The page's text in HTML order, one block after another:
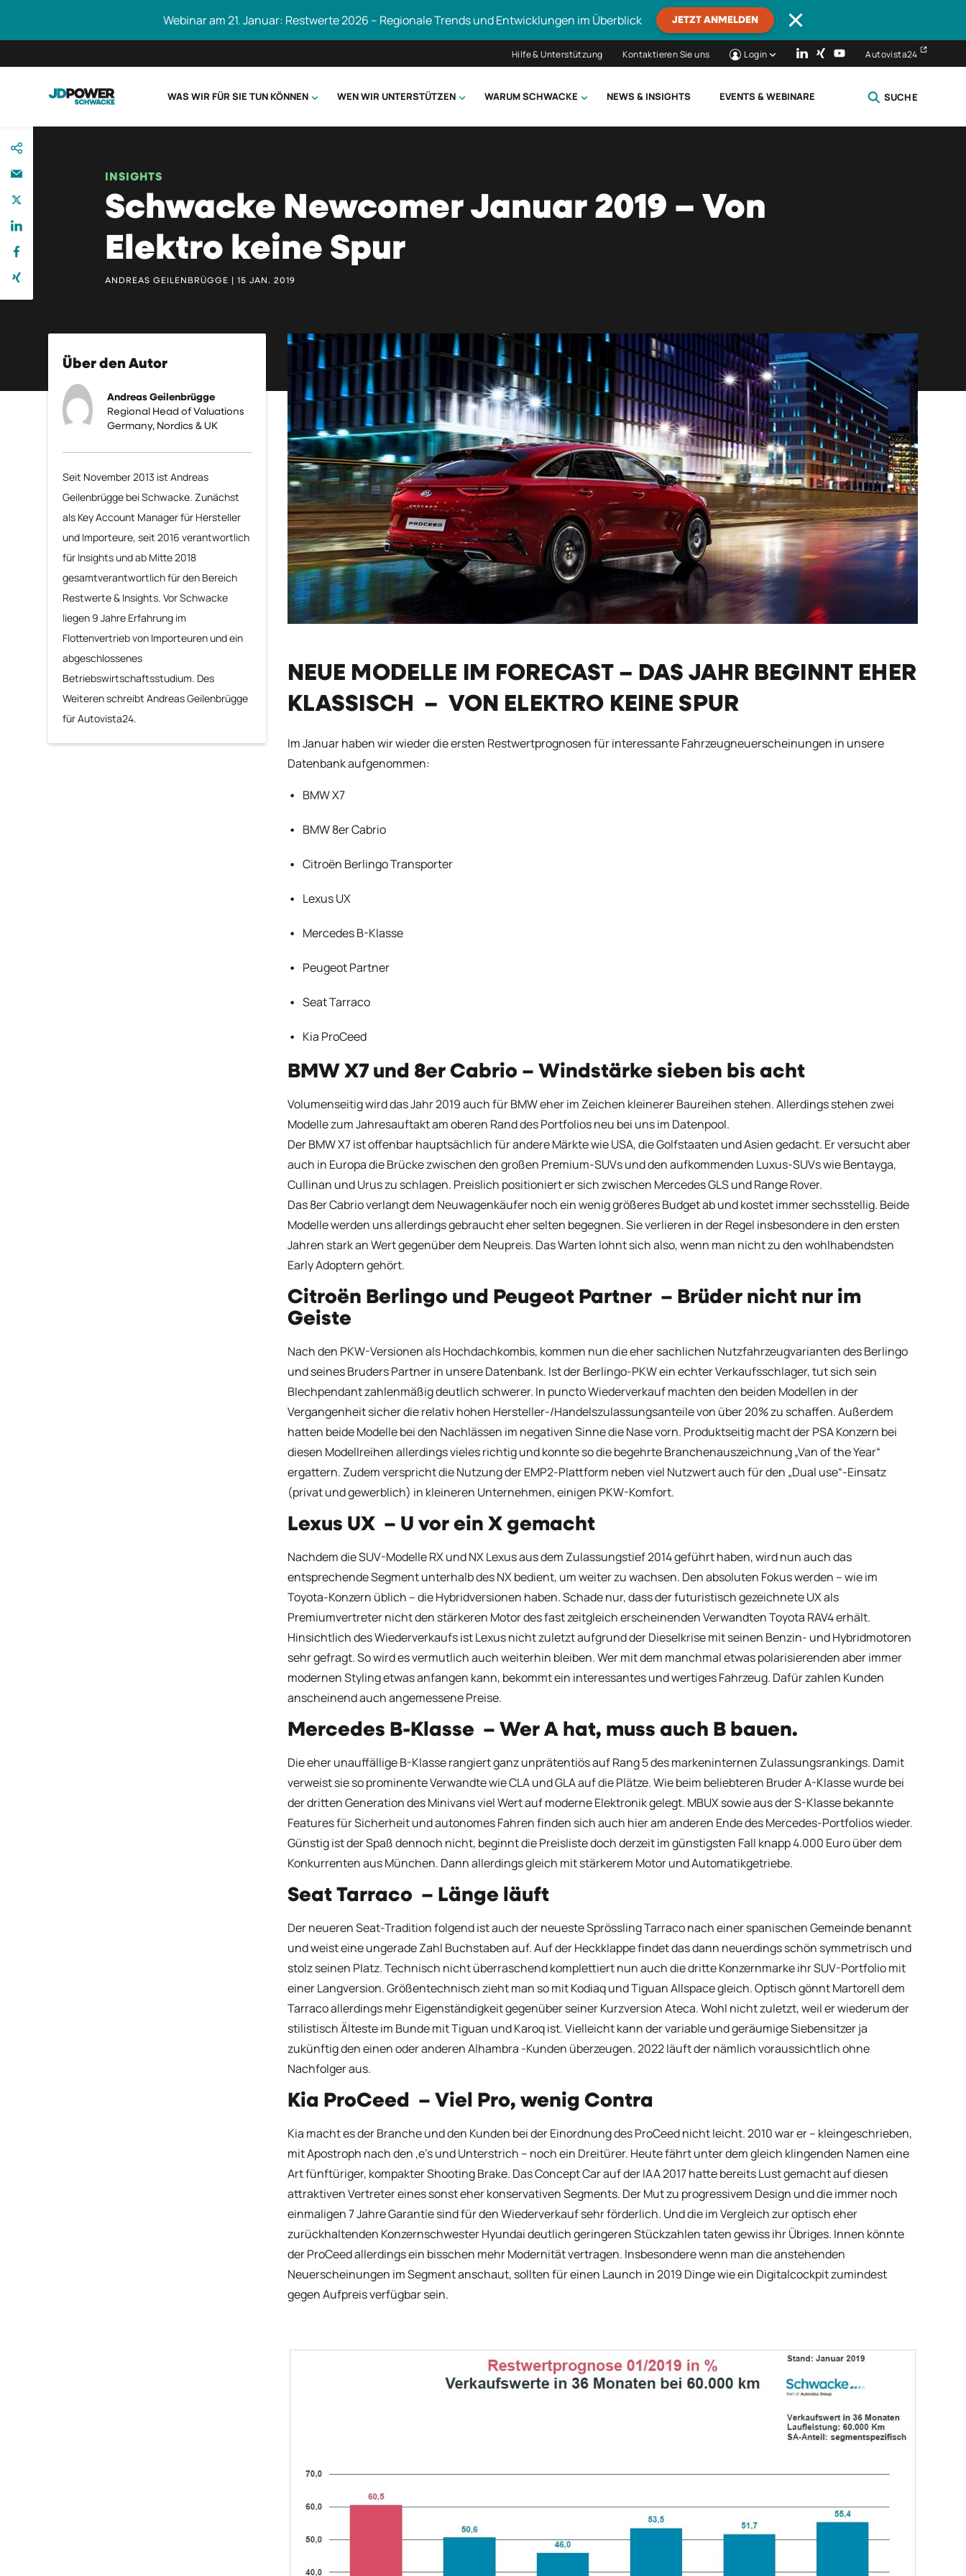
zum
Inhalt
Webinar am 21. Januar: Restwerte 2026 – Regionale Trends und Entwicklungen im Überblick JETZT ANMELDEN
Hilfe & Unterstützung Kontaktieren Sie uns Login Autovista24
WAS WIR FÜR SIE TUN KÖNNEN WEN WIR UNTERSTÜTZEN WARUM SCHWACKE NEWS & INSIGHTS EVENTS & WEBINARE SUCHE
INSIGHTS
Schwacke Newcomer Januar 2019 – Von
Elektro keine Spur
ANDREAS GEILENBRÜGGE | 15 JAN. 2019
Über den Autor
Andreas Geilenbrügge
Regional Head of Valuations
Germany, Nordics & UK
Seit November 2013 ist Andreas
Geilenbrügge bei Schwacke. Zunächst
als Key Account Manager für Hersteller
und Importeure, seit 2016 verantwortlich
für Insights und ab Mitte 2018
gesamtverantwortlich für den Bereich
Restwerte & Insights. Vor Schwacke
liegen 9 Jahre Erfahrung im
Flottenvertrieb von Importeuren und ein
abgeschlossenes
Betriebswirtschaftsstudium. Des
Weiteren schreibt Andreas Geilenbrügge
für Autovista24.
NEUE MODELLE IM FORECAST – DAS JAHR BEGINNT EHER
KLASSISCH – VON ELEKTRO KEINE SPUR
Im Januar haben wir wieder die ersten Restwertprognosen für interessante Fahrzeugneuerscheinungen in unsere
Datenbank aufgenommen:
BMW X7
BMW 8er Cabrio
Citroën Berlingo Transporter
Lexus UX
Mercedes B-Klasse
Peugeot Partner
Seat Tarraco
Kia ProCeed
BMW X7 und 8er Cabrio – Windstärke sieben bis acht
Volumenseitig wird das Jahr 2019 auch für BMW eher im Zeichen kleinerer Baureihen stehen. Allerdings stehen zwei
Modelle zum Jahresauftakt am oberen Rand des Portfolios neu bei uns im Datenpool.
Der BMW X7 ist offenbar hauptsächlich für andere Märkte wie USA, die Golfstaaten und Asien gedacht. Er versucht aber
auch in Europa die Brücke zwischen den großen Premium-SUVs und den aufkommenden Luxus-SUVs wie Bentayga,
Cullinan und Urus zu schlagen. Preislich positioniert er sich zwischen Mercedes GLS und Range Rover.
Das 8er Cabrio verlangt dem Neuwagenkäufer noch ein wenig größeres Budget ab und kostet immer sechsstellig. Beide
Modelle werden uns allerdings gebraucht eher selten begegnen. Sie verlieren in der Regel insbesondere in den ersten
Jahren stark an Wert gegenüber dem Neupreis. Das Warten lohnt sich also, wenn man nicht zu den wohlhabendsten
Early Adoptern gehört.
Citroën Berlingo und Peugeot Partner – Brüder nicht nur im
Geiste
Nach den PKW-Versionen als Hochdachkombis, kommen nun die eher sachlichen Nutzfahrzeugvarianten des Berlingo
und seines Bruders Partner in unsere Datenbank. Ist der Berlingo-PKW ein echter Verkaufsschlager, tut sich sein
Blechpendant zahlenmäßig deutlich schwerer. In puncto Wiederverkauf machten den beiden Modellen in der
Vergangenheit sicher die relativ hohen Hersteller-/Handelszulassungsanteile von über 20% zu schaffen. Außerdem
hatten beide Modelle bei den Nachlässen im negativen Sinne die Nase vorn. Produktseitig macht der PSA Konzern bei
diesen Modellreihen allerdings vieles richtig und konnte so die begehrte Branchenauszeichnung „Van of the Year“
ergattern. Zudem verspricht die Nutzung der EMP2-Plattform neben viel Nutzwert auch für den „Dual use“-Einsatz
(privat und gewerblich) in kleineren Unternehmen, einigen PKW-Komfort.
Lexus UX – U vor ein X gemacht
Nachdem die SUV-Modelle RX und NX Lexus aus dem Zulassungstief 2014 geführt haben, wird nun auch das
entsprechende Segment unterhalb des NX bedient, um weiter zu wachsen. Den absoluten Fokus werden – wie im
Toyota-Konzern üblich – die Hybridversionen haben. Schade nur, dass der futuristisch gezeichnete UX als
Premiumvertreter nicht den stärkeren Motor des fast zeitgleich erscheinenden Verwandten Toyota RAV4 erhält.
Hinsichtlich des Wiederverkaufs ist Lexus nicht zuletzt aufgrund der Dieselkrise mit seinen Benzin- und Hybridmotoren
sehr gefragt. So wird es vermutlich auch weiterhin bleiben. Wer mit dem manchmal etwas polarisierenden aber immer
modernen Styling etwas anfangen kann, bekommt ein interessantes und wertiges Fahrzeug. Dafür zahlen Kunden
anscheinend auch angemessene Preise.
Mercedes B-Klasse – Wer A hat, muss auch B bauen.
Die eher unauffällige B-Klasse rangiert ganz unprätentiös auf Rang 5 des markeninternen Zulassungsrankings. Damit
verweist sie so prominente Verwandte wie CLA und GLA auf die Plätze. Wie beim beliebteren Bruder A-Klasse wurde bei
der dritten Generation des Minivans viel Wert auf moderne Elektronik gelegt. MBUX sowie aus der S-Klasse bekannte
Features für Sicherheit und autonomes Fahren finden sich auch hier am anderen Ende des Mercedes-Portfolios wieder.
Günstig ist der Spaß dennoch nicht, beginnt die Preisliste doch derzeit im günstigsten Fall knapp 4.000 Euro über dem
Konkurrenten aus München. Dann allerdings gleich mit stärkerem Motor und Automatikgetriebe.
Seat Tarraco – Länge läuft
Der neueren Seat-Tradition folgend ist auch der neueste Sprössling Tarraco nach einer spanischen Gemeinde benannt
und weist eine ungerade Zahl Buchstaben auf. Auf der Heckklappe findet das dann neuerdings schön symmetrisch und
stolz seinen Platz. Technisch nicht überraschend komplettiert nun auch die dritte Konzernmarke ihr SUV-Portfolio mit
einer Langversion. Größentechnisch zieht man so mit Kodiaq und Tiguan Allspace gleich. Optisch gönnt Martorell dem
Tarraco allerdings mehr Eigenständigkeit gegenüber seiner Kurzversion Ateca. Wohl nicht zuletzt, weil er wiederum der
stilistisch Älteste im Bunde mit Tiguan und Karoq ist. Vielleicht kann der variable und geräumige Siebensitzer ja
zukünftig den einen oder anderen Alhambra -Kunden überzeugen. 2022 läuft der nämlich voraussichtlich ohne
Nachfolger aus.
Kia ProCeed – Viel Pro, wenig Contra
Kia macht es der Branche und den Kunden bei der Einordnung des ProCeed nicht leicht. 2010 war er – kleingeschrieben,
mit Apostroph nach den ‚e’s und Unterstrich – noch ein Dreitürer. Heute fährt unter dem gleich klingenden Namen eine
Art fünftüriger, kompakter Shooting Brake. Das Concept Car auf der IAA 2017 hatte bereits Lust gemacht auf diesen
attraktiven Vertreter eines sonst eher konservativen Segments. Der Mut zu progressivem Design und die immer noch
einmaligen 7 Jahre Garantie sind für den Wiederverkauf sehr förderlich. Und die im Vergleich zur optisch eher
zurückhaltenden Konzernschwester Hyundai deutlich geringeren Stückzahlen taten gewiss ihr Übriges. Innen könnte
der ProCeed allerdings ein bisschen mehr Modernität vertragen. Insbesondere wenn man die anstehenden
Neuerscheinungen im Segment anschaut, sollten für einen Launch in 2019 Dinge wie ein Digitalcockpit zumindest
gegen Aufpreis verfügbar sein.